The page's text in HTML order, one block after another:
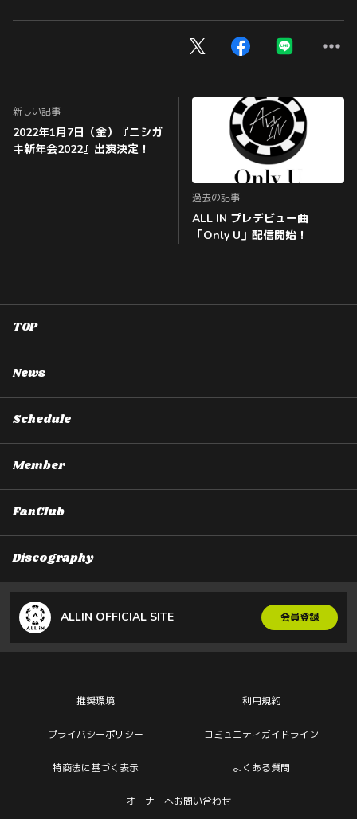
新しい記事
2022年1月7日（金）『ニシガ
キ新年会2022』出演決定！
過去の記事
ALL IN プレデビュー曲
「Only U」配信開始！
TOP
News
Schedule
Member
FanClub
Discography
ALLIN OFFICIAL SITE 会員登録
推奨環境 利用規約
プライバシーポリシー コミュニティガイドライン
特商法に基づく表示 よくある質問
オーナーへお問い合わせ